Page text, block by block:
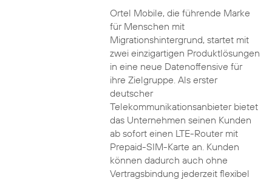
Ortel Mobile, die führende Marke
für Menschen mit
Migrationshintergrund, startet mit
zwei einzigartigen Produktlösungen
in eine neue Datenoffensive für
ihre Zielgruppe. Als erster
deutscher
Telekommunikationsanbieter bietet
das Unternehmen seinen Kunden
ab sofort einen LTE-Router mit
Prepaid-SIM-Karte an. Kunden
können dadurch auch ohne
Vertragsbindung jederzeit flexibel